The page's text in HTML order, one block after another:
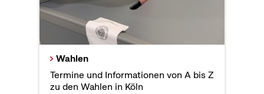
Wahlen
Termine und Informationen von A bis Z
zu den Wahlen in Köln